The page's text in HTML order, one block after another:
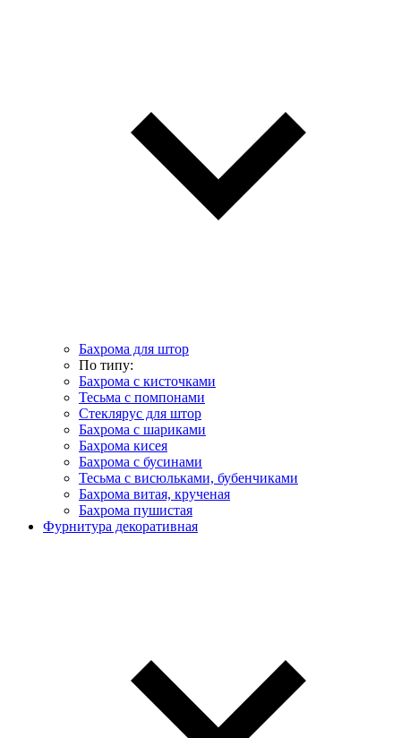
Бахрома для штор
По типу:
Бахрома с кисточками
Тесьма с помпонами
Стеклярус для штор
Бахрома с шариками
Бахрома кисея
Бахрома с бусинами
Тесьма с висюльками, бубенчиками
Бахрома витая, крученая
Бахрома пушистая
Фурнитура декоративная